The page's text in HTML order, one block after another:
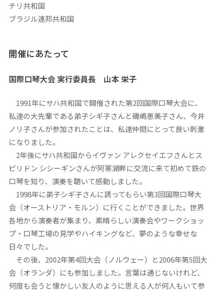
チリ共和国
ブラジル連邦共和国
開催にあたって
国際口琴大会 実行委員長 山本 栄子
1991年にサハ共和国で開催された第2回国際口琴大会に、
私達の大先輩である弟子シギ子さんと磯嶋恵美子さん、今井
ノリ子さんが参加されたことは、私達仲間にとって良い刺激
になりました。
2年後にサハ共和国からイヴァン アレクセイエフさんとス
ピリドン シシーギンさんが阿寒湖畔に交流に来て初めて鉄の
口琴を知り、演奏を聴いて感動しました。
1998年に弟子シギ子さんに誘ってもらい第3回国際口琴大
会（オーストリア・モルン）に行くことができました。世界
各地から演奏者が集まり、素晴らしい演奏会やワークショッ
プ・口琴工場の見学やハイキングなど、夢のような幸せな
日々でした。
その後、2002年第4回大会（ノルウェー）と2006年第5回大
会（オランダ）にも参加しました。言葉は通じないけれど、
何度も会うと懐かしい友人のように思える人が何人もいて参